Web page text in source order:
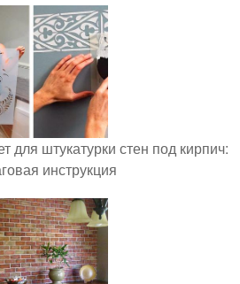
для штукатурки стен под кирпич:
инструкция